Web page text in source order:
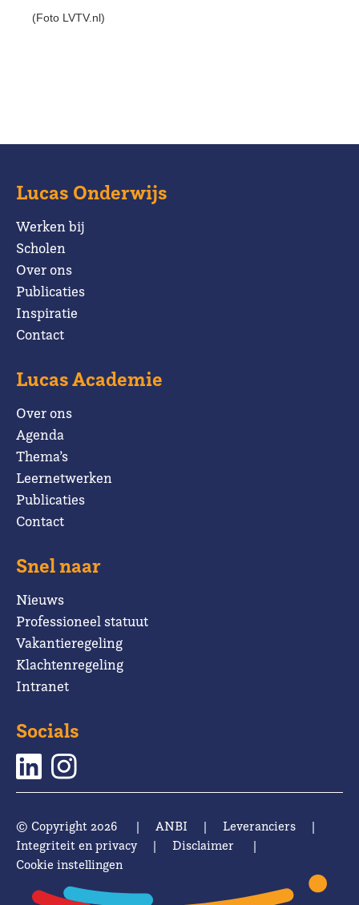
(Foto LVTV.nl)
Lucas Onderwijs
Werken bij
Scholen
Over ons
Publicaties
Inspiratie
Contact
Lucas Academie
Over ons
Agenda
Thema’s
Leernetwerken
Publicaties
Contact
Snel naar
Nieuws
Professioneel statuut
Vakantieregeling
Klachtenregeling
Intranet
Socials
© Copyright 2026 | ANBI | Leveranciers
|
Integriteit en privacy
| Disclaimer
|
Cookie instellingen